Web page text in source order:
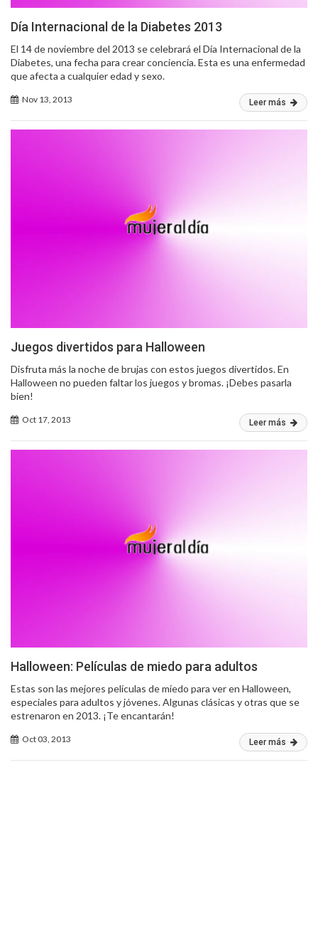
Día Internacional de la Diabetes 2013
El 14 de noviembre del 2013 se celebrará el Día Internacional de la
Diabetes, una fecha para crear conciencia. Esta es una enfermedad
que afecta a cualquier edad y sexo.
Nov 13, 2013 Leer más
Juegos divertidos para Halloween
Disfruta más la noche de brujas con estos juegos divertidos. En
Halloween no pueden faltar los juegos y bromas. ¡Debes pasarla
bien!
Oct 17, 2013 Leer más
Halloween: Películas de miedo para adultos
Estas son las mejores películas de miedo para ver en Halloween,
especiales para adultos y jóvenes. Algunas clásicas y otras que se
estrenaron en 2013. ¡Te encantarán!
Oct 03, 2013 Leer más